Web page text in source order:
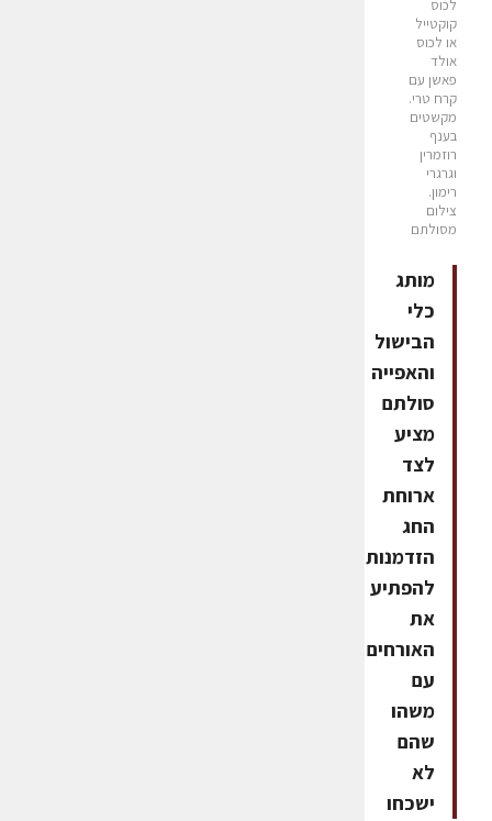
לכוס
קוקטייל
או לכוס
אולד
פאשן עם
קרח טרי.
מקשטים
בענף
רוזמרין
וגרגרי
רימון.
צילום
מסולתם
מותג
כלי
הבישול
והאפייה
סולתם
מציע
לצד
ארוחת
החג
הזדמנות
להפתיע
את
האורחים
עם
משהו
שהם
לא
ישכחו